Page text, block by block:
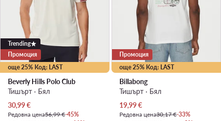
още 25% Код: LAST
Trending
Промоция
Beverly Hills Polo Club
Тишърт · Бял
Актуална цена
30,99€
Редовна цена56,99 €-45%
още 25% Код: LAST
Промоция
Billabong
Тишърт · Бял
Актуална цена
19,99€
Редовна цена30,17 €-33%